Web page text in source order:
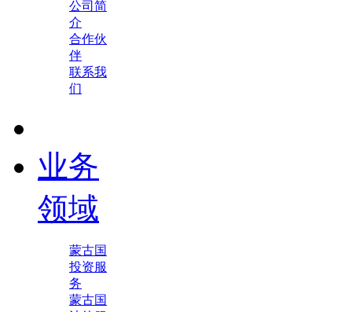
公司简
介
合作伙
伴
联系我
们
业务
领域
蒙古国
投资服
务
蒙古国